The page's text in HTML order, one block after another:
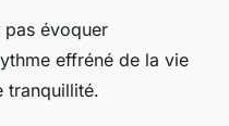
pas évoquer
effréné de la vie
tranquillité.